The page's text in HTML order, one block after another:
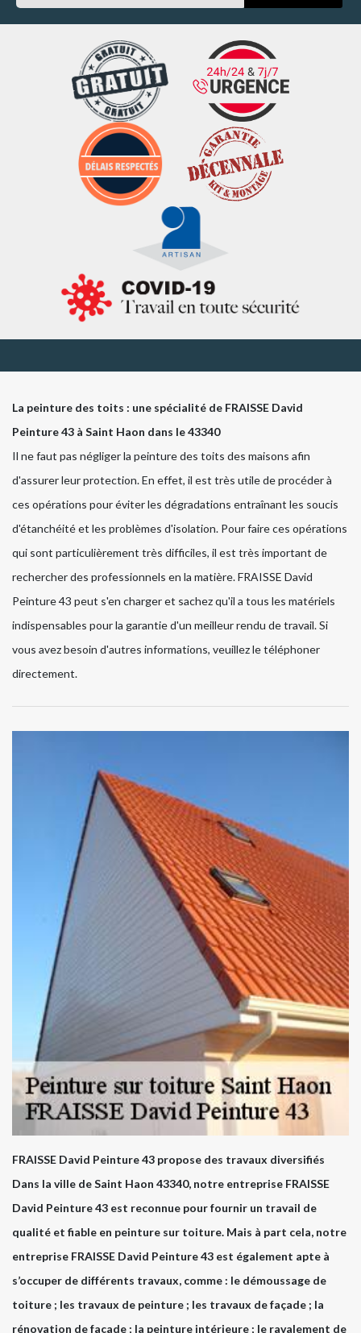
La peinture des toits : une spécialité de FRAISSE David
Peinture 43 à Saint Haon dans le 43340
Il ne faut pas négliger la peinture des toits des maisons afin
d'assurer leur protection. En effet, il est très utile de procéder à
ces opérations pour éviter les dégradations entraînant les soucis
d'étanchéité et les problèmes d'isolation. Pour faire ces opérations
qui sont particulièrement très difficiles, il est très important de
rechercher des professionnels en la matière. FRAISSE David
Peinture 43 peut s'en charger et sachez qu'il a tous les matériels
indispensables pour la garantie d'un meilleur rendu de travail. Si
vous avez besoin d'autres informations, veuillez le téléphoner
directement.
FRAISSE David Peinture 43 propose des travaux diversifiés
Dans la ville de Saint Haon 43340, notre entreprise FRAISSE
David Peinture 43 est reconnue pour fournir un travail de
qualité et fiable en peinture sur toiture. Mais à part cela, notre
entreprise FRAISSE David Peinture 43 est également apte à
s’occuper de différents travaux, comme : le démoussage de
toiture ; les travaux de peinture ; les travaux de façade ; la
rénovation de façade ; la peinture intérieure ; le ravalement de